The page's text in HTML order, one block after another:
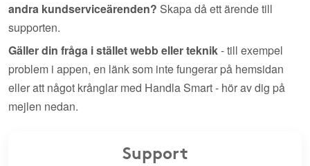
andra kundserviceärenden? Skapa då ett ärende till
supporten.
Gäller din fråga i stället webb eller teknik- till exempel
problem i appen, en länk som inte fungerar på hemsidan
eller att något krånglar med Handla Smart - hör av dig på
mejlen nedan.
Support